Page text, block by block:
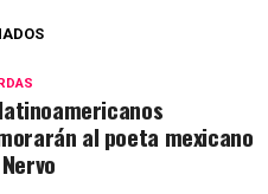
al poeta mexicano